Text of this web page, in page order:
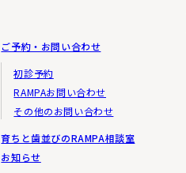
ご予約・お問い合わせ
初診予約
RAMPAお問い合わせ
その他のお問い合わせ
育ちと歯並びのRAMPA相談室
お知らせ